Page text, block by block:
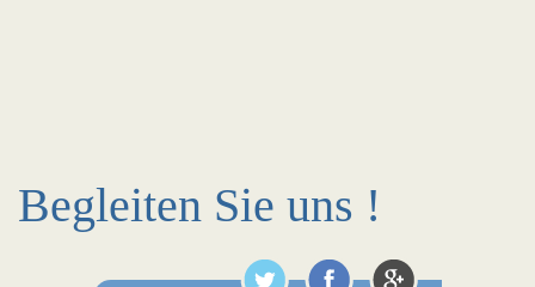
Begleiten Sie uns !